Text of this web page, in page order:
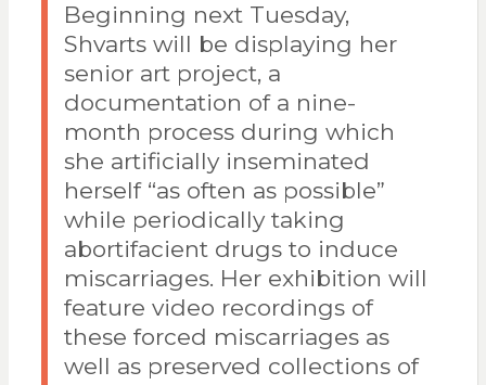
Beginning next Tuesday,
Shvarts will be displaying her
senior art project, a
documentation of a nine-
month process during which
she artificially inseminated
herself “as often as possible”
while periodically taking
abortifacient drugs to induce
miscarriages. Her exhibition will
feature video recordings of
these forced miscarriages as
well as preserved collections of